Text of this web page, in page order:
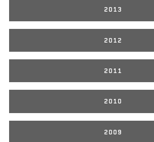
2013
2012
2011
2010
2009